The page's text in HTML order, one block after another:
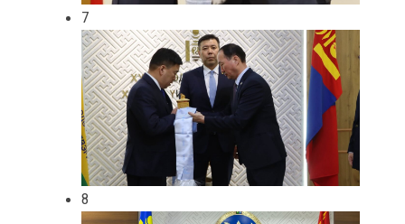
7
8